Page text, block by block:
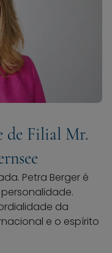
de Filial Mr.
Petra Berger é
da
e o espírito